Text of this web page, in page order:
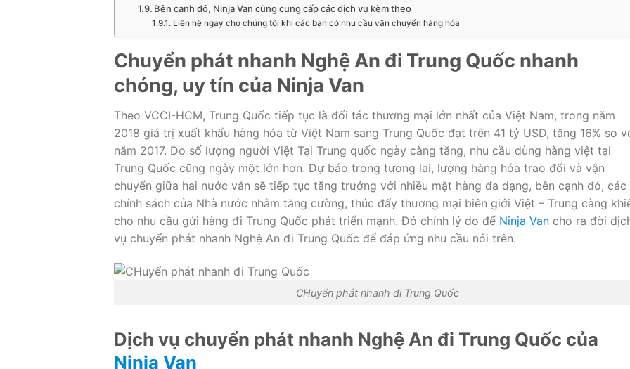
Bên cạnh đó, Ninja Van cũng cung cấp các dịch vụ kèm theo
Liên hệ ngay cho chúng tôi khi các bạn có nhu cầu vận chuyển hàng hóa
Chuyển phát nhanh Nghệ An đi Trung Quốc nhanh
chóng, uy tín của Ninja Van
Theo VCCI-HCM, Trung Quốc tiếp tục là đối tác thương mại lớn nhất của Việt Nam, trong năm
2018 giá trị xuất khẩu hàng hóa từ Việt Nam sang Trung Quốc đạt trên 41 tỷ USD, tăng 16% so
năm 2017. Do số lượng người Việt Tại Trung quốc ngày càng tăng, nhu cầu dùng hàng việt tại
Trung Quốc cũng ngày một lớn hơn. Dự báo trong tương lai, lượng hàng hóa trao đổi và vận
chuyển giữa hai nước vẫn sẽ tiếp tục tăng trưởng với nhiều mặt hàng đa dạng, bên cạnh đó, các
chính sách của Nhà nước nhằm tăng cường, thúc đẩy thương mại biên giới Việt – Trung càng
cho nhu cầu gửi hàng đi Trung Quốc phát triển mạnh. Đó chính lý do để Ninja Van cho ra đời
vụ chuyển phát nhanh Nghệ An đi Trung Quốc để đáp ứng nhu cầu nói trên.
CHuyển phát nhanh đi Trung Quốc
Dịch vụ chuyển phát nhanh Nghệ An đi Trung Quốc của
Ninja Van